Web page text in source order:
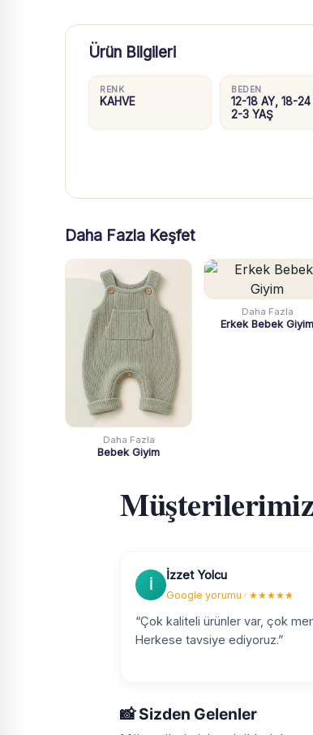
Ürün Bilgileri
RENK
KAHVE
BEDEN
12-18 AY, 18-24
2-3 YAŞ
Daha Fazla Keşfet
Daha Fazla
Bebek Giyim
Daha Fazla
Erkek Bebek Giyim
İ
İzzet Yolcu
Google yorumu · ★★★★★
“Çok kaliteli ürünler var, çok
Herkese tavsiye ediyoruz.”
📸 Sizden Gelenler